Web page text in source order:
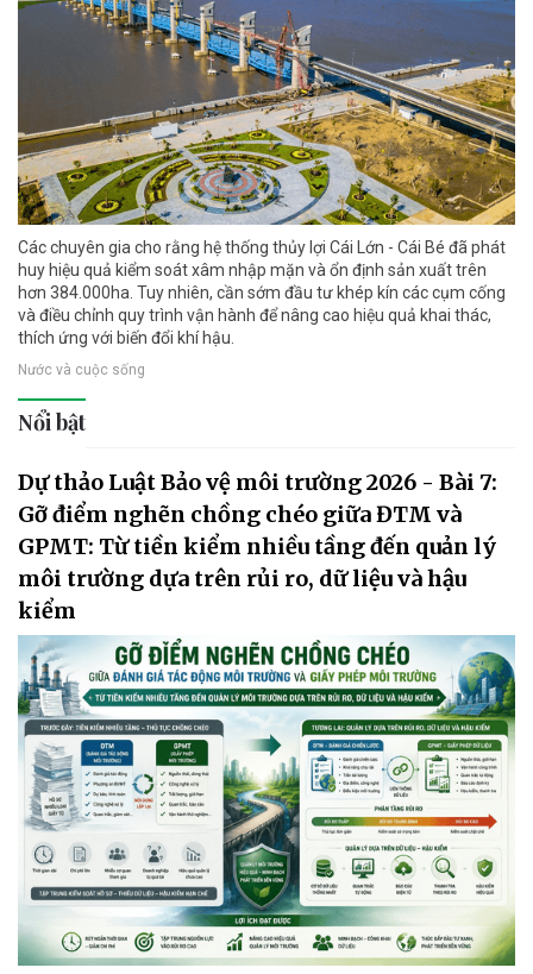
Các chuyên gia cho rằng hệ thống thủy lợi Cái Lớn - Cái Bé đã phát
huy hiệu quả kiểm soát xâm nhập mặn và ổn định sản xuất trên
hơn 384.000ha. Tuy nhiên, cần sớm đầu tư khép kín các cụm cống
và điều chỉnh quy trình vận hành để nâng cao hiệu quả khai thác,
thích ứng với biến đổi khí hậu.
Nước và cuộc sống
Nổi bật
Dự thảo Luật Bảo vệ môi trường 2026 - Bài 7:
Gỡ điểm nghẽn chồng chéo giữa ĐTM và
GPMT: Từ tiền kiểm nhiều tầng đến quản lý
môi trường dựa trên rủi ro, dữ liệu và hậu
kiểm